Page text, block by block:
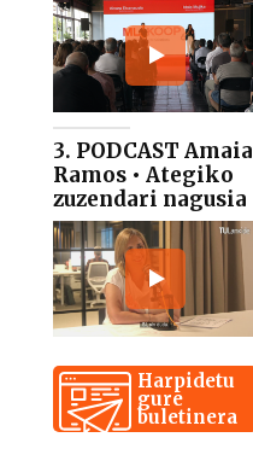
3. PODCAST Amaia
Ramos • Ategiko
zuzendari nagusia
Harpidetu
gure
buletinera